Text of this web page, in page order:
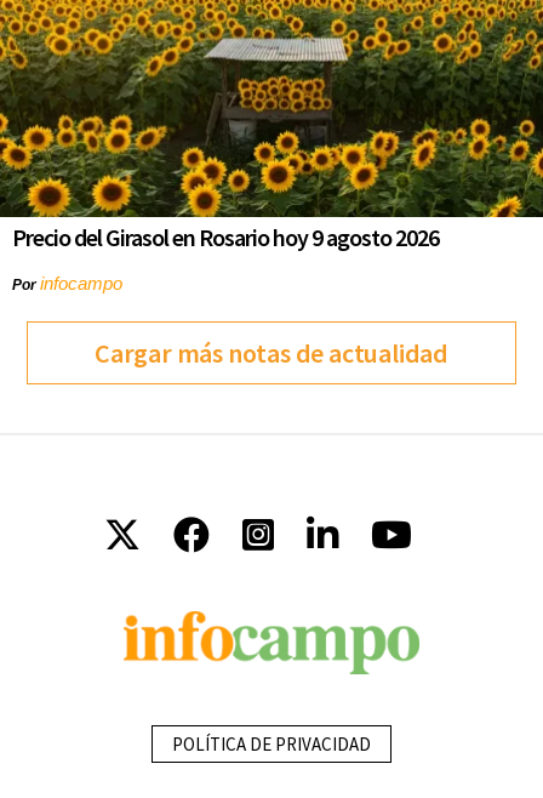
Precio del Girasol en Rosario hoy 9 agosto 2026
Porinfocampo
Cargar más notas de actualidad
POLÍTICA DE PRIVACIDAD